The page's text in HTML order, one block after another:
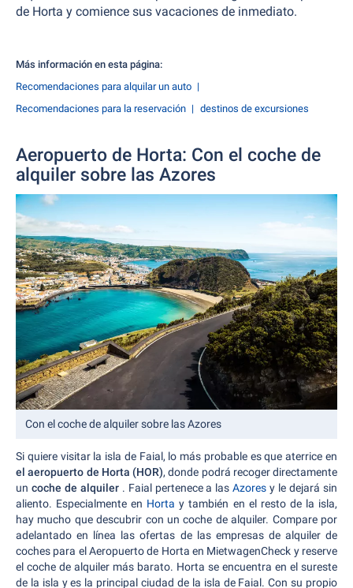
de Horta y comience sus vacaciones de inmediato.
Más información en esta página:
Recomendaciones para alquilar un auto
Recomendaciones para la reservación
destinos de excursiones
Aeropuerto de Horta: Con el coche de
alquiler sobre las Azores
Con el coche de alquiler sobre las Azores
Si quiere visitar la isla de Faial, lo más probable es que aterrice en
el aeropuerto de Horta (HOR), donde podrá recoger directamente
un coche de alquiler . Faial pertenece a lasAzores y le dejará sin
aliento. Especialmente en Horta y también en el resto de la isla,
hay mucho que descubrir con un coche de alquiler. Compare por
adelantado en línea las ofertas de las empresas de alquiler de
coches para el Aeropuerto de Horta en MietwagenCheck y reserve
el coche de alquiler más barato. Horta se encuentra en el sureste
de la isla y es la principal ciudad de la isla de Faial. Con su propio